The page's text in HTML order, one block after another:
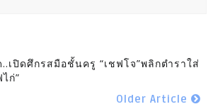
เปิดศึกรสมือชั้นครู “เชฟโจ”พลิกตำราใส่
ก่”
Older Article